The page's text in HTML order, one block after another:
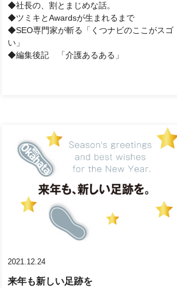
◆社長の、割とまじめな話。
◆ツミキとAwardsが生まれるまで
◆SEO専門家が斬る「くつナビのここがスゴ
い」
◆編集後記 「介護あるある」
2021.12.24
来年も新しい足跡を